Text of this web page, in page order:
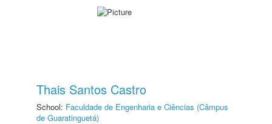
Thais Santos Castro
School: Faculdade de Engenharia e Ciências (Câmpus
de Guaratinguetá)